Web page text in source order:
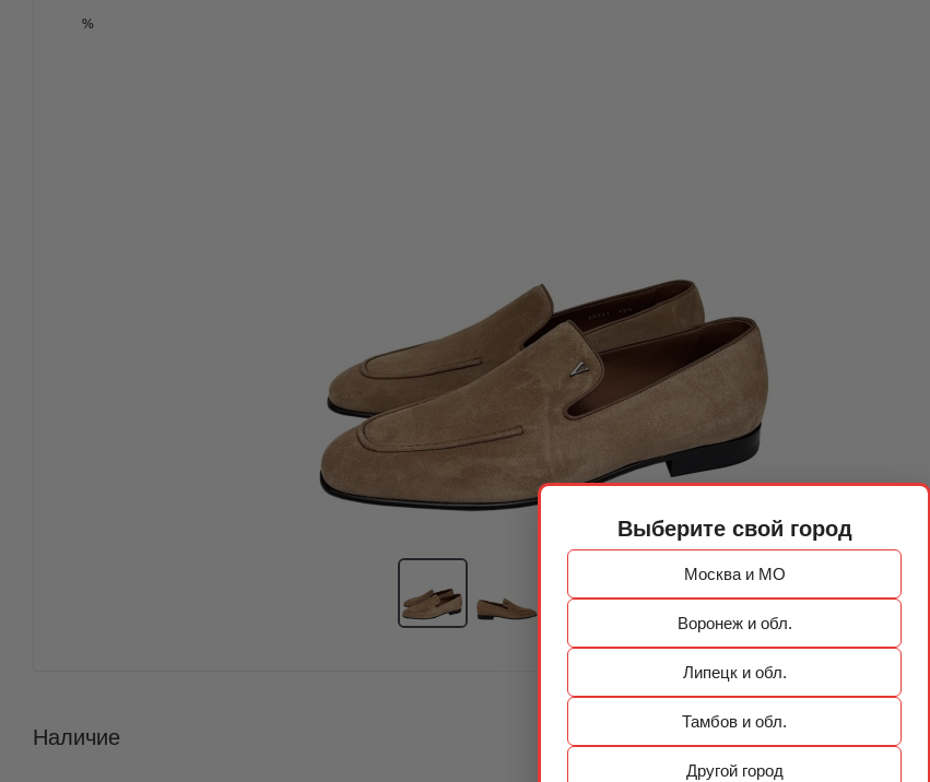
Выберите свой город
Москва и МО
Воронеж и обл.
Липецк и обл.
Тамбов и обл.
Другой город
%
Наличие